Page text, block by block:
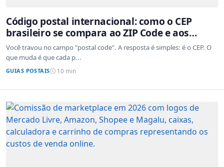
Código postal internacional: como o CEP
brasileiro se compara ao ZIP Code e aos
sistemas de outros países
Você travou no campo "postal code". A resposta é simples: é o CEP. O
que muda é que cada p...
GUIAS POSTAIS 10 min